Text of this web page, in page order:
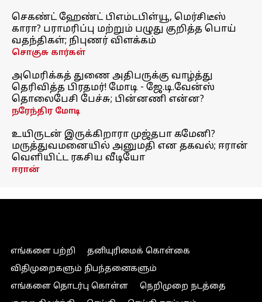
செகண்ட் ஹேண்ட் பிஎம்டபிள்யூ, மெர்சிடீஸ்
காரா? பராமரிப்பு மற்றும் பழுது குறித்த பொய்
வதந்திகள்; நிபுணர் விளக்கம்
சொகுசு கார்கள்
அமெரிக்கத் துணை அதிபருக்கு வாழ்த்து
தெரிவித்த பிரதமர்! மோடி - ஜே.டி.வேன்ஸ்
தொலைபேசி பேச்சு; பின்னணி என்ன?
நரேந்திர மோடி
உயிருடன் இருக்கிறாரா முஜ்தபா கமேனி?
மருத்துவமனையில் அனுமதி என தகவல்; ஈரான்
வெளியிட்ட ரகசிய வீடியோ
ஈரான்
எங்களை பற்றி
தனியுரிமைக் கொள்கை
விதிமுறைகளும் நிபந்தனைகளும்
எங்களை தொடர்பு கொள்ள
நெறிமுறை நடத்தை